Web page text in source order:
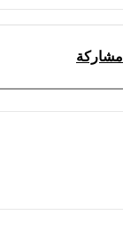
مشاركة